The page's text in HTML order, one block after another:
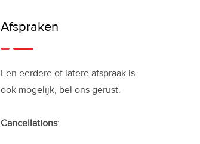
Afspraken
Een eerdere of latere afspraak is
ook mogelijk, bel ons gerust.
Cancellations: